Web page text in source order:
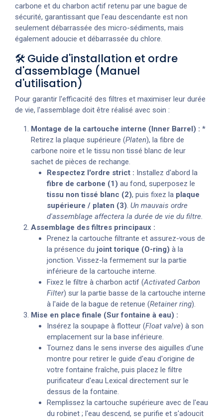
carbone et du charbon actif retenu par une bague de
sécurité, garantissant que l'eau descendante est non
seulement débarrassée des micro-sédiments, mais
également adoucie et débarrassée du chlore.
🛠️ Guide d'installation et ordre
d'assemblage (Manuel
d'utilisation)
Pour garantir l'efficacité des filtres et maximiser leur durée
de vie, l'assemblage doit être réalisé avec soin :
Montage de la cartouche interne (Inner Barrel) : *
Retirez la plaque supérieure (Platen), la fibre de
carbone noire et le tissu non tissé blanc de leur
sachet de pièces de rechange.
Respectez l'ordre strict : Installez d'abord la
fibre de carbone (1) au fond, superposez le
tissu non tissé blanc (2), puis fixez la plaque
supérieure / platen (3). Un mauvais ordre
d'assemblage affectera la durée de vie du filtre.
Assemblage des filtres principaux :
Prenez la cartouche filtrante et assurez-vous de
la présence du joint torique (O-ring) à la
jonction. Vissez-la fermement sur la partie
inférieure de la cartouche interne.
Fixez le filtre à charbon actif (Activated Carbon
Filter) sur la partie basse de la cartouche interne
à l'aide de la bague de retenue (Retainer ring).
Mise en place finale (Sur fontaine à eau) :
Insérez la soupape à flotteur (Float valve) à son
emplacement sur la base inférieure.
Tournez dans le sens inverse des aiguilles d'une
montre pour retirer le guide d'eau d'origine de
votre fontaine fraîche, puis placez le filtre
purificateur d'eau Lexical directement sur le
dessus de la fontaine.
Remplissez la cartouche supérieure avec de l'eau
du robinet ; l'eau descend, se purifie et s'adoucit